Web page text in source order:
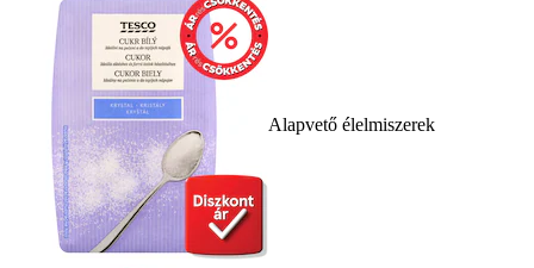
Alapvető élelmiszerek